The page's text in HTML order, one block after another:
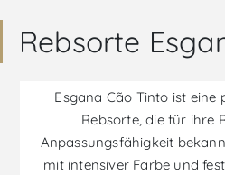
Rebsorte
Esgana Cão Tinto ist eine
Rebsorte, die für ihre
Anpassungsfähigkeit
mit intensiver Farbe und